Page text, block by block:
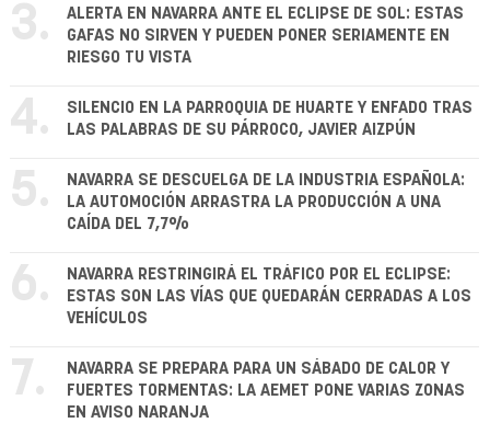
3.
ALERTA EN NAVARRA ANTE EL ECLIPSE DE SOL: ESTAS
GAFAS NO SIRVEN Y PUEDEN PONER SERIAMENTE EN
RIESGO TU VISTA
4.
SILENCIO EN LA PARROQUIA DE HUARTE Y ENFADO TRAS
LAS PALABRAS DE SU PÁRROCO, JAVIER AIZPÚN
5.
NAVARRA SE DESCUELGA DE LA INDUSTRIA ESPAÑOLA:
LA AUTOMOCIÓN ARRASTRA LA PRODUCCIÓN A UNA
CAÍDA DEL 7,7%
6.
NAVARRA RESTRINGIRÁ EL TRÁFICO POR EL ECLIPSE:
ESTAS SON LAS VÍAS QUE QUEDARÁN CERRADAS A LOS
VEHÍCULOS
7.
NAVARRA SE PREPARA PARA UN SÁBADO DE CALOR Y
FUERTES TORMENTAS: LA AEMET PONE VARIAS ZONAS
EN AVISO NARANJA